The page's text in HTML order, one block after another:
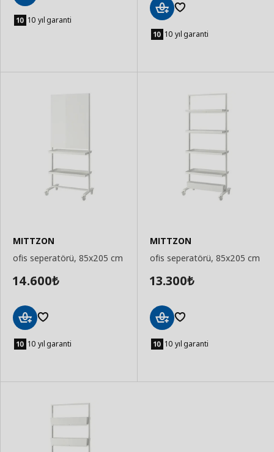
Ekle 10 yıl garanti
Ekle 10 yıl garanti
MITTZON
ofis seperatörü, 85x205 cm
14.600₺
Ekle 10 yıl garanti
MITTZON
ofis seperatörü, 85x205 cm
13.300₺
Ekle 10 yıl garanti